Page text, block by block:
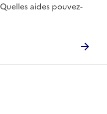
aides pouvez-